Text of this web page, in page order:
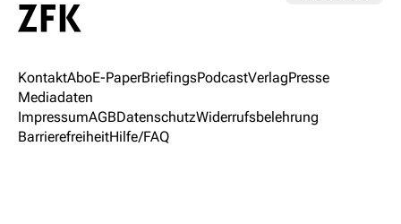
KontaktAboE-PaperBriefingsPodcastVerlagPresse
Mediadaten
ImpressumAGBDatenschutzWiderrufsbelehrung
BarrierefreiheitHilfe/FAQ